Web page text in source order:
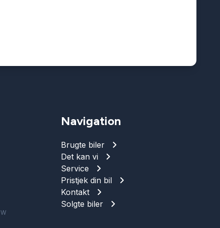
Navigation
Brugte biler
Det kan vi
Service
Pristjek din bil
Kontakt
Solgte biler